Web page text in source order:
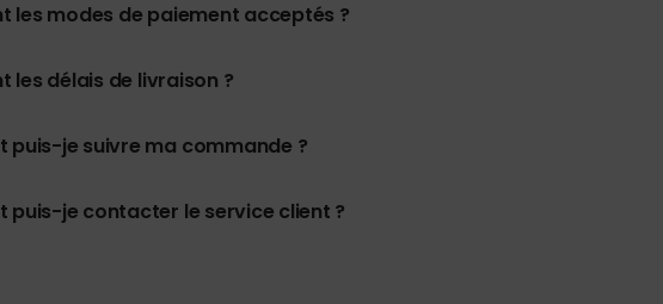
les modes de paiement acceptés ?
les délais de livraison ?
puis-je suivre ma commande ?
puis-je contacter le service client ?